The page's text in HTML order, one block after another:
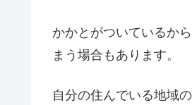
かかとがついているか
まう場合もあります。
自分の住んでいる地域